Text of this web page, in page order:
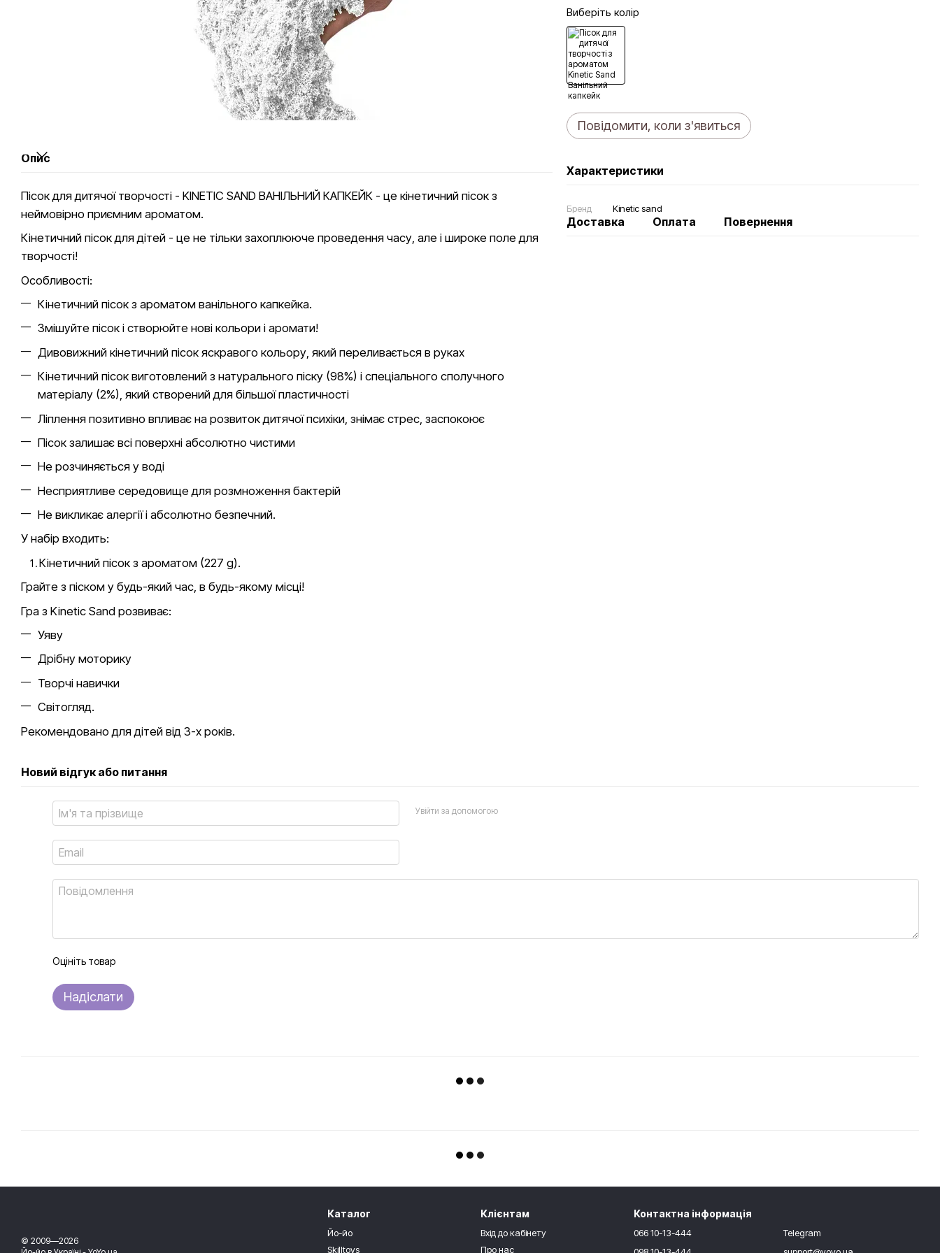
Опис
Пісок для дитячої творчості - KINETIC SAND ВАНІЛЬНИЙ КАПКЕЙК - це кінетичний пісок з
неймовірно приємним ароматом.
Кінетичний пісок для дітей - це не тільки захоплююче проведення часу, але і широке поле для
творчості!
Особливості:
Кінетичний пісок з ароматом ванільного капкейка.
Змішуйте пісок і створюйте нові кольори і аромати!
Дивовижний кінетичний пісок яскравого кольору, який переливається в руках
Кінетичний пісок виготовлений з натурального піску (98%) і спеціального сполучного
матеріалу (2%), який створений для більшої пластичності
Ліплення позитивно впливає на розвиток дитячої психіки, знімає стрес, заспокоює
Пісок залишає всі поверхні абсолютно чистими
Не розчиняється у воді
Несприятливе середовище для розмноження бактерій
Не викликає алергії і абсолютно безпечний.
У набір входить:
Кінетичний пісок з ароматом (227 g).
Грайте з піском у будь-який час, в будь-якому місці!
Гра з Kinetic Sand розвиває:
Уяву
Дрібну моторику
Творчі навички
Світогляд.
Рекомендовано для дітей від 3-х років.
Виберіть колір
Повідомити, коли з'явиться
Характеристики
Бренд Kinetic sand
Доставка Оплата Повернення
Новий відгук або питання
Увійти за допомогою
Оцініть товар
Надіслати
© 2009—2026
Каталог
Йо-йо
Skilltoys
Клієнтам
Вхід до кабінету
Про нас
Контактна інформація
066 10-13-444
Telegram